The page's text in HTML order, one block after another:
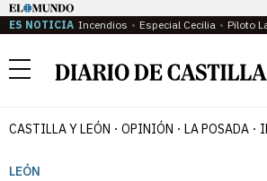
ES NOTICIA Incendios Especial Cecilia Piloto
Menú
CASTILLA Y LEÓN OPINIÓN LA POSADA
LEÓN